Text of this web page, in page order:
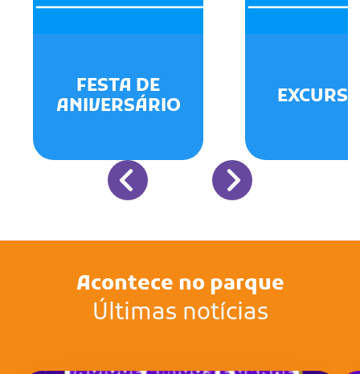
FESTA DE
ANIVERSÁRIO
Acontece no parque
Últimas notícias